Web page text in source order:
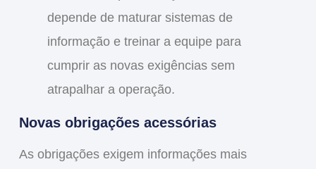
depende de maturar sistemas de
informação e treinar a equipe para
cumprir as novas exigências sem
atrapalhar a operação.
Novas obrigações acessórias
As obrigações exigem informações mais